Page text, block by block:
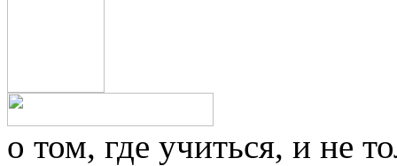
о том, где учиться, и не